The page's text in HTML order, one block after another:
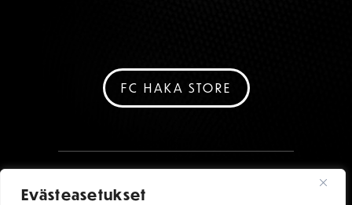
Evästeasetukset
FC HAKA STORE